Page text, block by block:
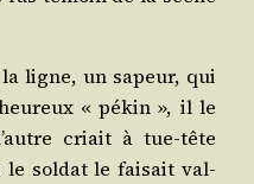
ligne, un sapeur, qui
« pékin », il le
criait à tue-tête
le sol­dat le fai­sait val­